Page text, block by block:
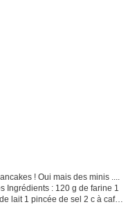
! Oui mais des minis ....
Ingrédients : 120 g de farine 1
lait 1 pincée de sel 2 c à café